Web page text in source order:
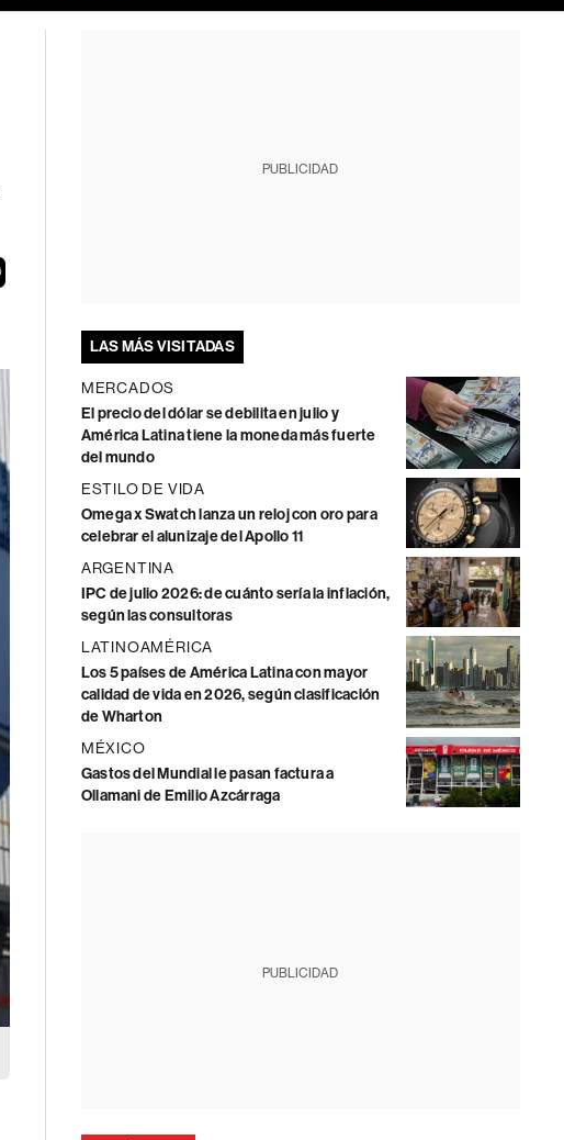
PUBLICIDAD
LAS MÁS VISITADAS
MERCADOS
El precio del dólar se debilita en julio y
América Latina tiene la moneda más fuerte
del mundo
ESTILO DE VIDA
Omega x Swatch lanza un reloj con oro para
celebrar el alunizaje del Apollo 11
ARGENTINA
IPC de julio 2026: de cuánto sería la inflación,
según las consultoras
LATINOAMÉRICA
Los 5 países de América Latina con mayor
calidad de vida en 2026, según clasificación
de Wharton
MÉXICO
Gastos del Mundial le pasan factura a
Ollamani de Emilio Azcárraga
PUBLICIDAD